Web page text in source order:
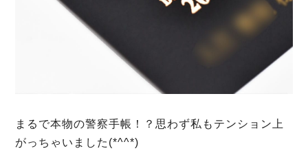
まるで本物の警察手帳！？思わず私もテンション上
がっちゃいました(*^^*)